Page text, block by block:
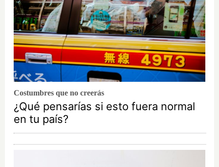
Costumbres que no creerás
¿Qué pensarías si esto fuera normal
en tu país?